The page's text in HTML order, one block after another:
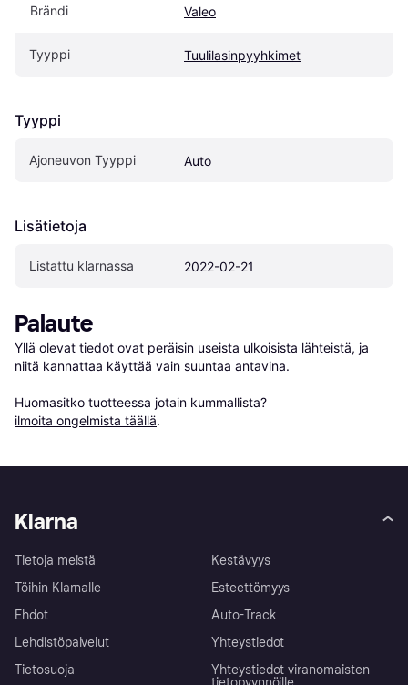
Brändi Valeo
Tyyppi Tuulilasinpyyhkimet
Tyyppi
Ajoneuvon Tyyppi Auto
Lisätietoja
Listattu klarnassa 2022-02-21
Palaute
Yllä olevat tiedot ovat peräisin useista ulkoisista lähteistä, ja
niitä kannattaa käyttää vain suuntaa antavina.
Huomasitko tuotteessa jotain kummallista?
ilmoita ongelmista täällä.
Klarna
Tietoja meistä
Töihin Klarnalle
Ehdot
Lehdistöpalvelut
Tietosuoja
Kestävyys
Esteettömyys
Auto-Track
Yhteystiedot
Yhteystiedot viranomaisten